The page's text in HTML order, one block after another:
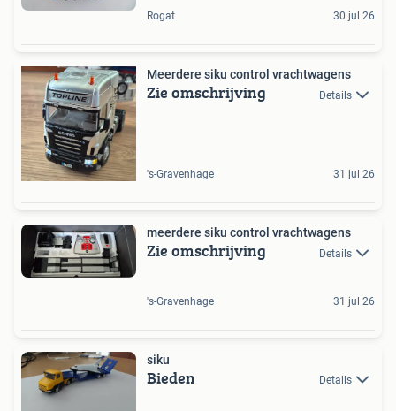
Rogat 30 jul 26
Meerdere siku control vrachtwagens
Zie omschrijving Details
's-Gravenhage 31 jul 26
meerdere siku control vrachtwagens
Zie omschrijving Details
's-Gravenhage 31 jul 26
siku
Bieden Details